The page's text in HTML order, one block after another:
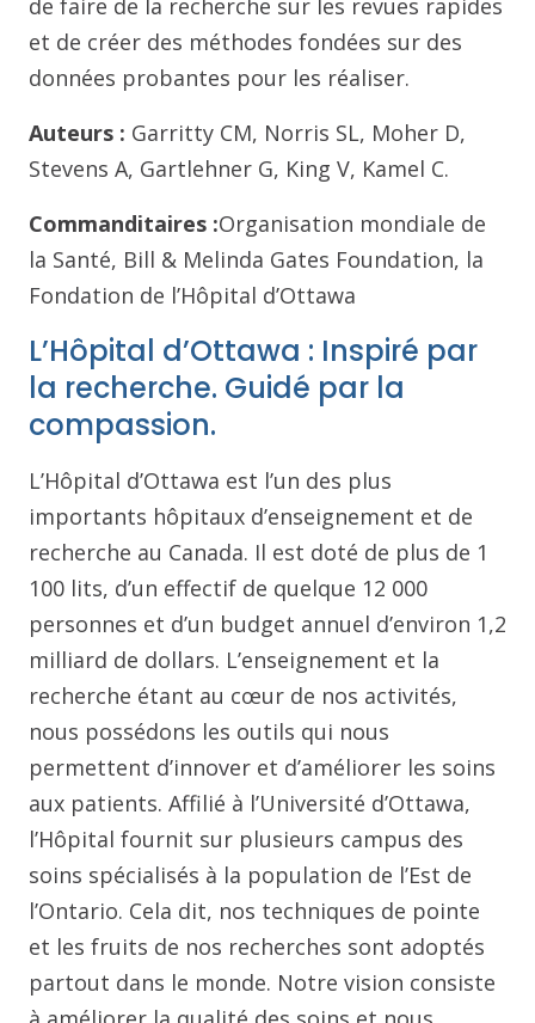
de faire de la recherche sur les revues rapides
et de créer des méthodes fondées sur des
données probantes pour les réaliser.
Auteurs : Garritty CM, Norris SL, Moher D,
Stevens A, Gartlehner G, King V, Kamel C.
Commanditaires :Organisation mondiale de
la Santé, Bill & Melinda Gates Foundation, la
Fondation de l’Hôpital d’Ottawa
L’Hôpital d’Ottawa : Inspiré par
la recherche. Guidé par la
compassion.
L’Hôpital d’Ottawa est l’un des plus
importants hôpitaux d’enseignement et de
recherche au Canada. Il est doté de plus de 1
100 lits, d’un effectif de quelque 12 000
personnes et d’un budget annuel d’environ 1,2
milliard de dollars. L’enseignement et la
recherche étant au cœur de nos activités,
nous possédons les outils qui nous
permettent d’innover et d’améliorer les soins
aux patients. Affilié à l’Université d’Ottawa,
l’Hôpital fournit sur plusieurs campus des
soins spécialisés à la population de l’Est de
l’Ontario. Cela dit, nos techniques de pointe
et les fruits de nos recherches sont adoptés
partout dans le monde. Notre vision consiste